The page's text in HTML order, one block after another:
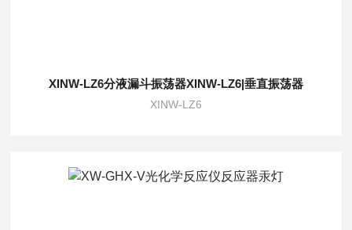
XINW-LZ6分液漏斗振荡器XINW-LZ6|垂直振荡器
XINW-LZ6